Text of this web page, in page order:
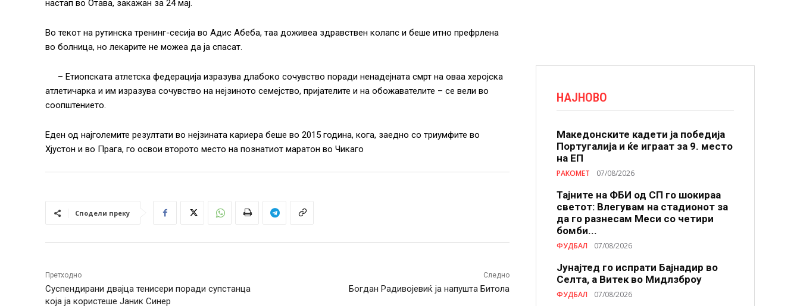
настап во Отава, закажан за 24 мај.
Во текот на рутинска тренинг-сесија во Адис Абеба, таа доживеа здравствен колапс и беше итно префрлена
во болница, но лекарите не можеа да ја спасат.
– Етиопската атлетска федерација изразува длабоко сочувство поради ненадејната смрт на оваа херојска
атлетичарка и им изразува сочувство на нејзиното семејство, пријателите и на обожавателите – се вели во
соопштението.
Еден од најголемите резултати во нејзината кариера беше во 2015 година, кога, заедно со триумфите во
Хјустон и во Прага, го освои второто место на познатиот маратон во Чикаго
Сподели преку
Претходно
Суспендирани двајца тенисери поради супстанца
која ја користеше Јаник Синер
Следно
Богдан Радивојевиќ ја напушта Битола
НАЈНОВО
Македонските кадети ја победија
Португалија и ќе играат за 9. место
на ЕП
РАКОМЕТ 07/08/2026
Тајните на ФБИ од СП го шокираа
светот: Влегувам на стадионот за
да го разнесам Меси со четири
бомби...
ФУДБАЛ 07/08/2026
Јунајтед го испрати Бајнадир во
Селта, а Витек во Мидлзброу
ФУДБАЛ 07/08/2026